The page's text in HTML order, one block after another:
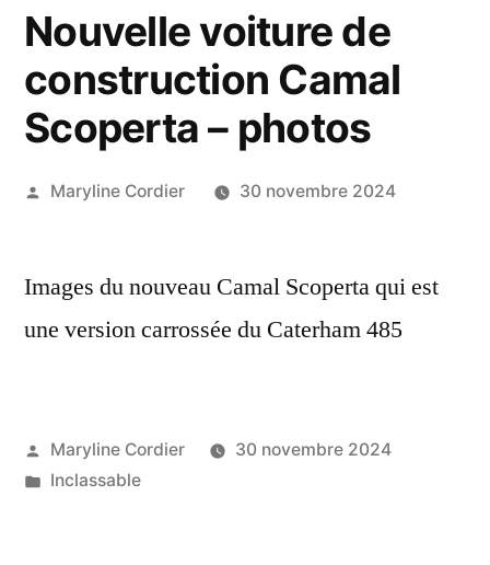
Nouvelle voiture de
construction Camal
Scoperta – photos
Publié
Maryline Cordier 30 novembre 2024
Images du nouveau Camal Scoperta qui est
une version carrossée du Caterham 485
Publié
par
Maryline Cordier
30 novembre 2024
Publié
Inclassable